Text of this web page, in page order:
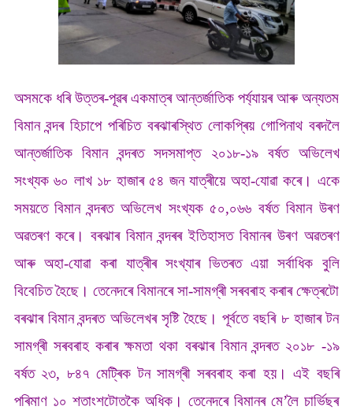
অসমকে ধৰি উত্তৰ-পূৱৰ একমাত্ৰ আন্তৰ্জাতিক পৰ্য্যায়ৰ আৰু অন্যতম
বিমান বন্দৰ হিচাপে পৰিচিত বৰঝাৰস্থিত লোকপ্ৰিয় গোপিনাথ বৰদলৈ
আন্তৰ্জাতিক বিমান বন্দৰত সদসমাপ্ত ২০১৮-১৯ বৰ্ষত অভিলেখ
সংখ্যক ৬০ লাখ ১৮ হাজাৰ ৫৪ জন যাত্ৰীয়ে অহা-যোৱা কৰে। একে
সময়তে বিমান বন্দৰত অভিলেখ সংখ্যক ৫০,০৬৬ বৰ্ষত বিমান উৰণ
অৱতৰণ কৰে। বৰঝাৰ বিমান বন্দৰৰ ইতিহাসত বিমানৰ উৰণ অৱতৰণ
আৰু অহা-যোৱা কৰা যাত্ৰীৰ সংখ্যাৰ ভিতৰত এয়া সৰ্বাধিক বুলি
বিবেচিত হৈছে। তেনেদৰে বিমানৰে সা-সামগ্ৰী সৰবৰাহ কৰাৰ ক্ষেত্ৰটো
বৰঝাৰ বিমান বন্দৰত অভিলেখৰ সৃষ্টি হৈছে। পূৰ্বতে বছৰি ৮ হাজাৰ টন
সামগ্ৰী সৰবৰাহ কৰাৰ ক্ষমতা থকা বৰঝাৰ বিমান বন্দৰত ২০১৮ -১৯
বৰ্ষত ২৩, ৮৪৭ মেট্ৰিক টন সামগ্ৰী সৰবৰাহ কৰা হয়‌। এই বছৰি
পৰিমাণ ১০ শতাংশটোতকৈ অধিক। তেনেদৰে বিমানৰ মে’লৈ চাৰ্ভিছৰ